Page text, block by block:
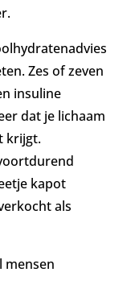
Zes of zeven
insuline
dat je lichaam
krijgt.
kapot
als
mensen